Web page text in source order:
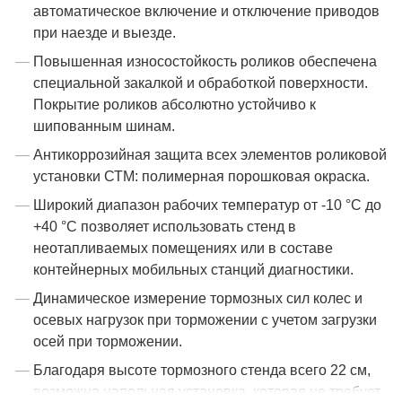
автоматическое включение и отключение приводов
при наезде и выезде.
Повышенная износостойкость роликов обеспечена
специальной закалкой и обработкой поверхности.
Покрытие роликов абсолютно устойчиво к
шипованным шинам.
Антикоррозийная защита всех элементов роликовой
установки СТМ: полимерная порошковая окраска.
Широкий диапазон рабочих температур от -10 °С до
+40 °С позволяет использовать стенд в
неотапливаемых помещениях или в составе
контейнерных мобильных станций диагностики.
Динамическое измерение тормозных сил колес и
осевых нагрузок при торможении с учетом загрузки
осей при торможении.
Благодаря высоте тормозного стенда всего 22 см,
возможна напольная установка, которая не требует